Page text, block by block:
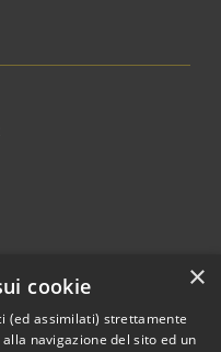
×
cookie
(ed assimilati) strettamente
navigazione del sito ed un